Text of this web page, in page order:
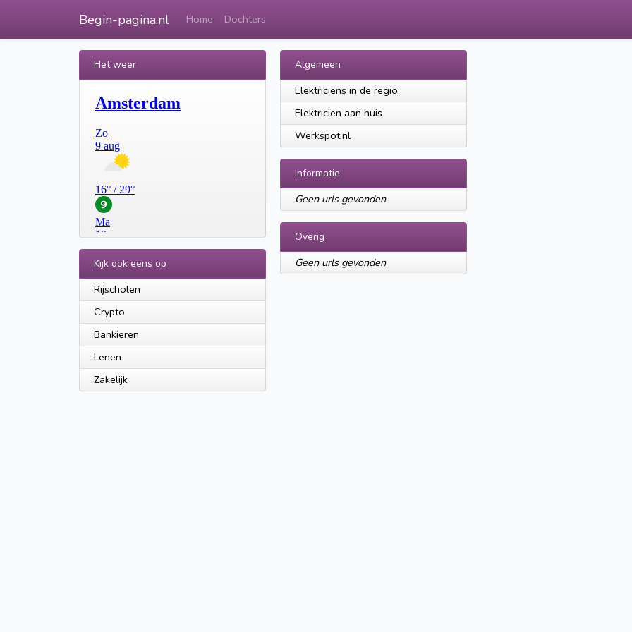
Begin-pagina.nl Home Dochters
Het weer
Kijk ook eens op
Rijscholen
Crypto
Bankieren
Lenen
Zakelijk
Algemeen
Elektriciens in de regio
Elektricien aan huis
Werkspot.nl
Informatie
Geen urls gevonden
Overig
Geen urls gevonden